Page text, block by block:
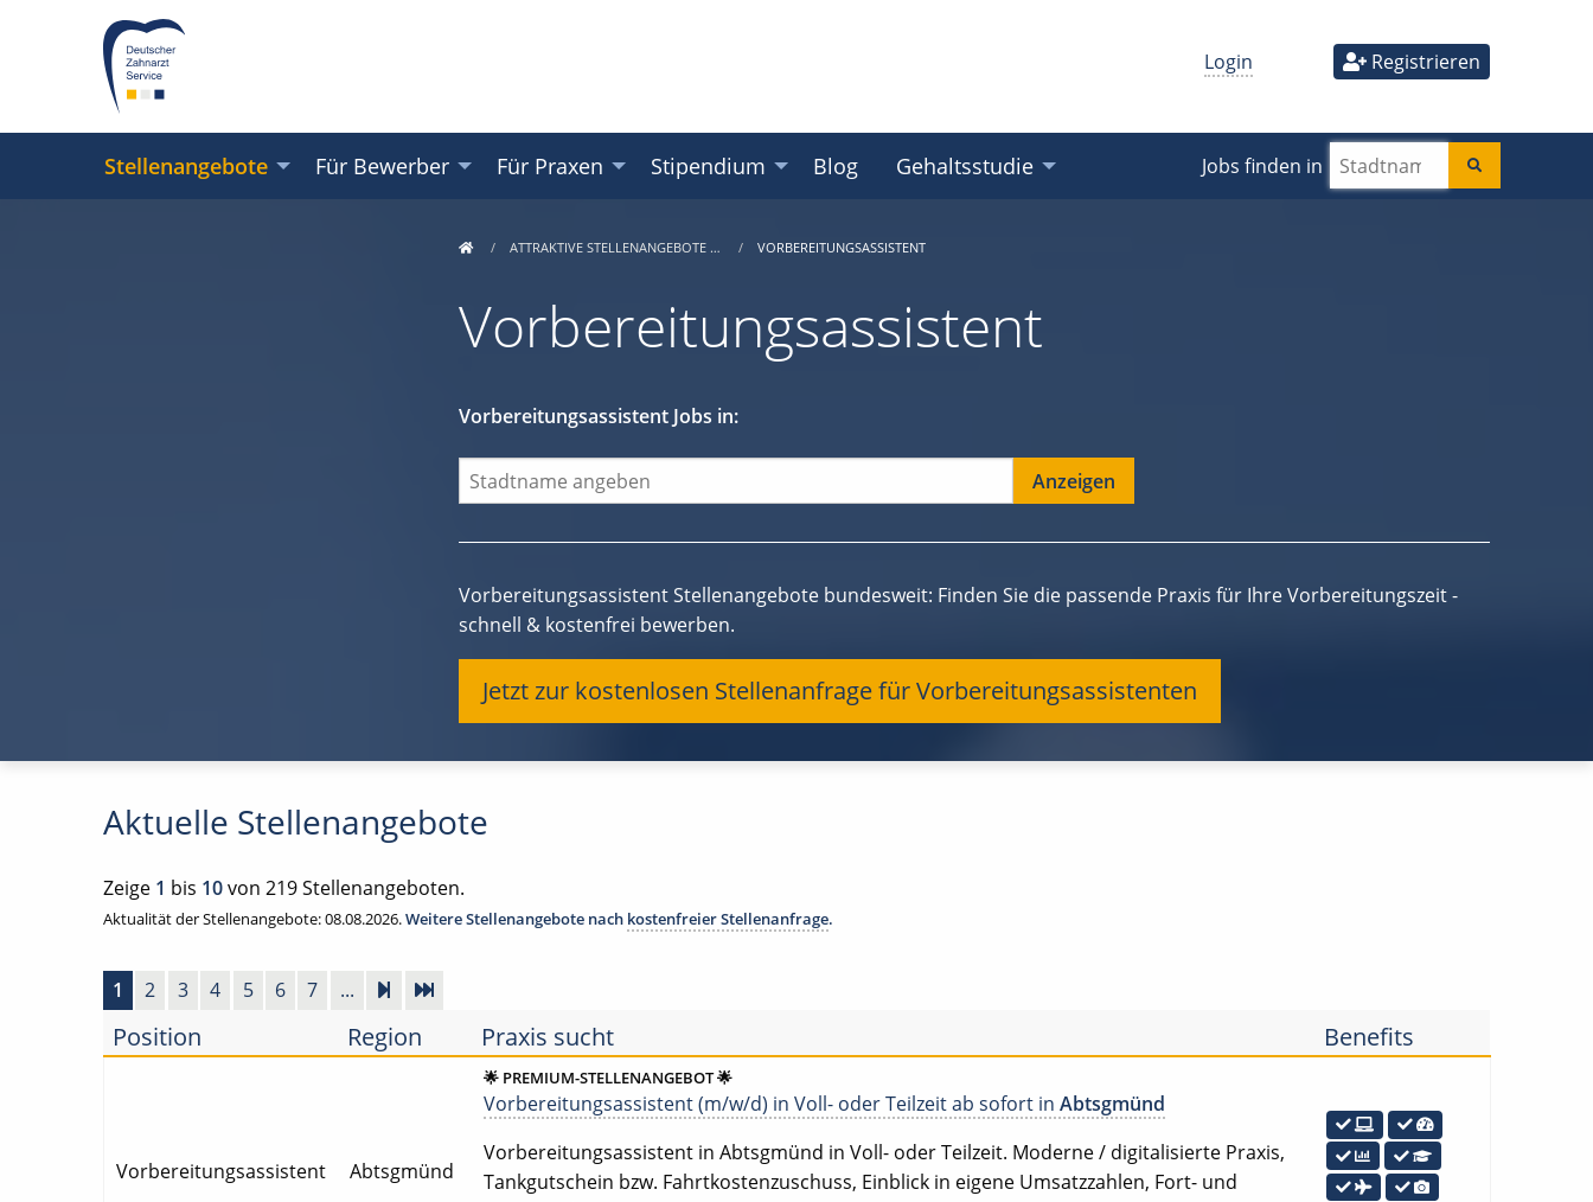
Login Registrieren
Stellenangebote Für Bewerber Für Praxen Stipendium Blog Gehaltsstudie Jobs finden in
ATTRAKTIVE STELLENANGEBOTE … VORBEREITUNGSASSISTENT
Vorbereitungsassistent
Vorbereitungsassistent Jobs in:
Vorbereitungsassistent Stellenangebote bundesweit: Finden Sie die passende Praxis für Ihre Vorbereitungszeit -
schnell & kostenfrei bewerben.
Jetzt zur kostenlosen Stellenanfrage für Vorbereitungsassistenten
Aktuelle Stellenangebote
Zeige 1 bis 10von 219 Stellenangeboten.
Aktualität der Stellenangebote: 08.08.2026.Weitere Stellenangebote nach kostenfreier Stellenanfrage.
1 2 3 4 5 6 7 ...
Position Region Praxis sucht Benefits
Vorbereitungsassistent Abtsgmünd
🌟 PREMIUM-STELLENANGEBOT 🌟
Vorbereitungsassistent (m/w/d) in Voll- oder Teilzeit ab sofort in Abtsgmünd
Vorbereitungsassistent in Abtsgmünd in Voll- oder Teilzeit. Moderne / digitalisierte Praxis,
Tankgutschein bzw. Fahrtkostenzuschuss, Einblick in eigene Umsatzzahlen, Fort- und